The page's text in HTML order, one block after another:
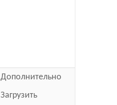
Дополнительно
Загрузить